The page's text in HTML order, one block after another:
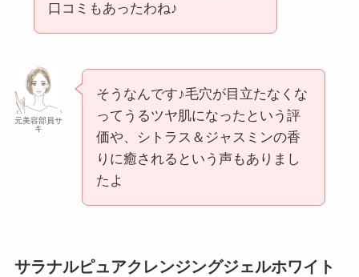
口コミもあったわね♪
元美容部員サ
キ
そうなんです♪毛穴が目立たなくな
ってうるツヤ肌になったという評
価や、シトラス＆ジャスミンの香
りに癒されるという声もありまし
たよ
サラナルピュアクレンジングジェルホワイト